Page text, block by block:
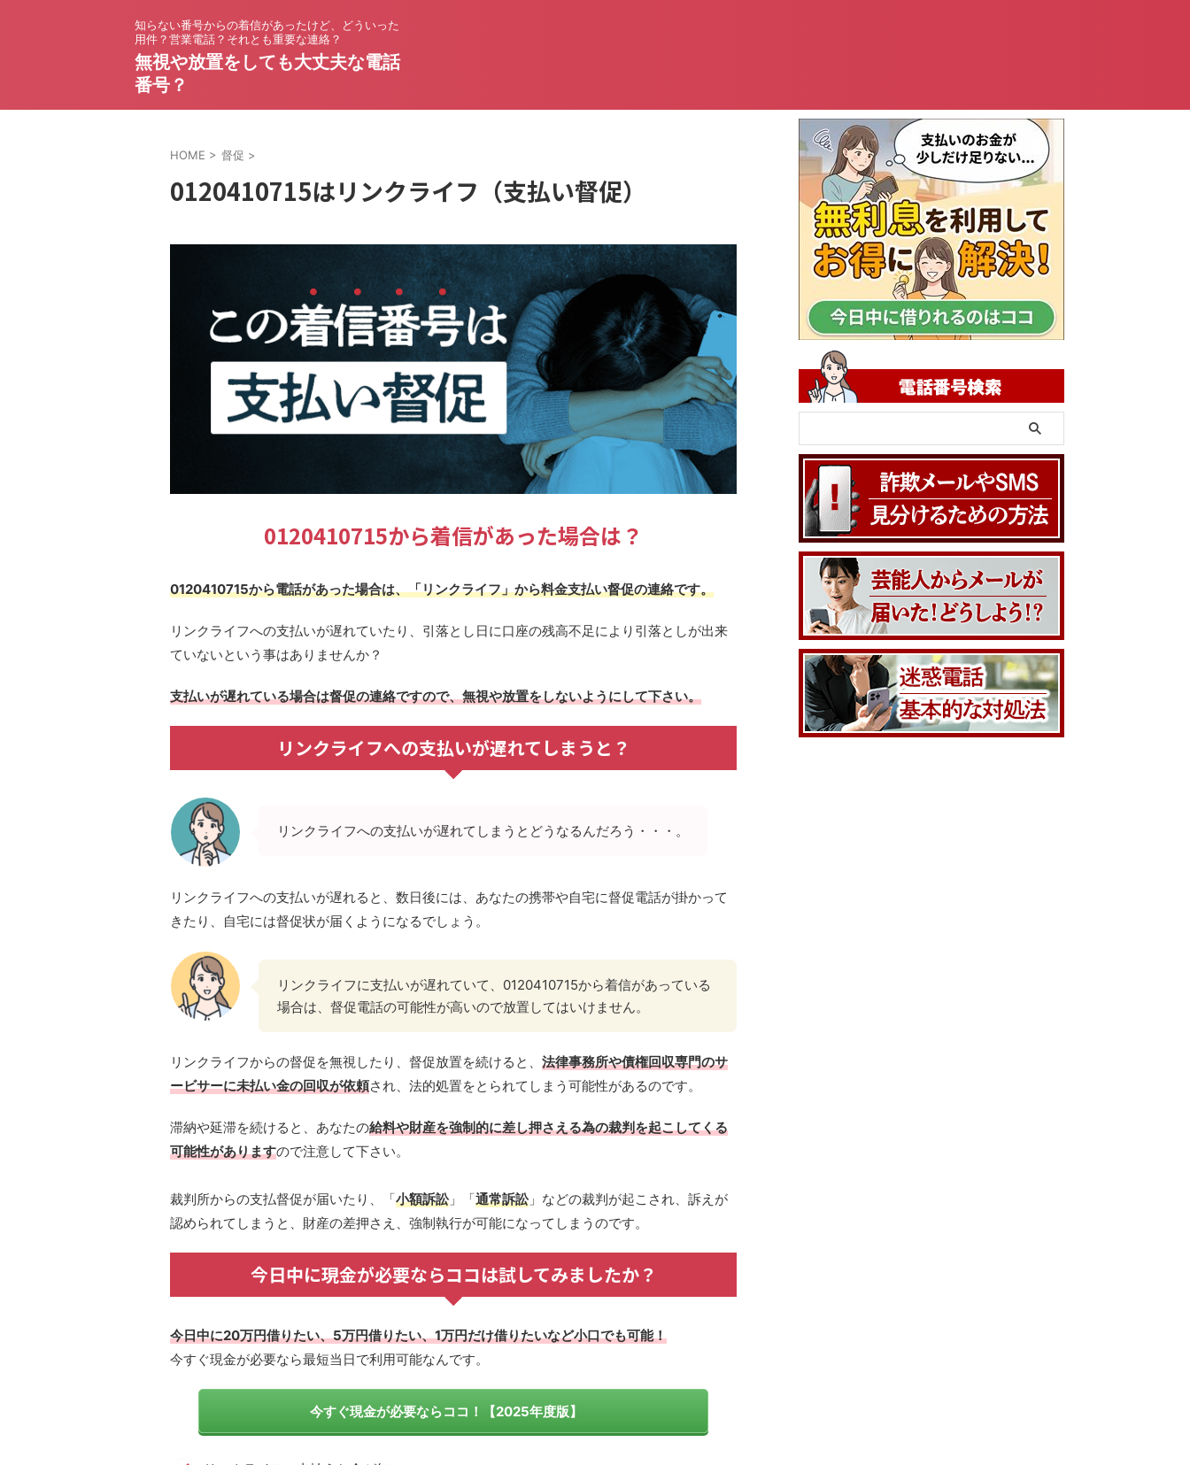
知らない番号からの着信があったけど、どういった
用件？営業電話？それとも重要な連絡？
無視や放置をしても大丈夫な電話
番号？
HOME > 督促 >
0120410715はリンクライフ（支払い督促）
0120410715から着信があった場合は？
0120410715から電話があった場合は、「リンクライフ」から料金支払い督促の連絡です。
リンクライフへの支払いが遅れていたり、引落とし日に口座の残高不足により引落としが出来
ていないという事はありませんか？
支払いが遅れている場合は督促の連絡ですので、無視や放置をしないようにして下さい。
リンクライフへの支払いが遅れてしまうと？
リンクライフへの支払いが遅れてしまうとどうなるんだろう・・・。
リンクライフへの支払いが遅れると、数日後には、あなたの携帯や自宅に督促電話が掛かって
きたり、自宅には督促状が届くようになるでしょう。
リンクライフに支払いが遅れていて、0120410715から着信があっている
場合は、督促電話の可能性が高いので放置してはいけません。
リンクライフからの督促を無視したり、督促放置を続けると、 法律事務所や債権回収専門のサ
ービサーに未払い金の回収が依頼され、法的処置をとられてしまう可能性があるのです。
滞納や延滞を続けると、あなたの給料や財産を強制的に差し押さえる為の裁判を起こしてくる
可能性がありますので注意して下さい。
裁判所からの支払督促が届いたり、「小額訴訟 」「通常訴訟 」などの裁判が起こされ、訴えが
認められてしまうと、財産の差押さえ、強制執行が可能になってしまうのです。
今日中に現金が必要ならココは試してみましたか？
今日中に20万円借りたい、5万円借りたい、1万円だけ借りたいなど小口でも可能！
今すぐ現金が必要なら最短当日で利用可能なんです。
今すぐ現金が必要ならココ！【2025年度版】